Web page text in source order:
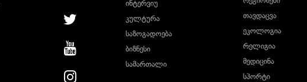
ინტერვიუ
კულტურა
საზოგადოება
ბიზნესი
სამართალი
თავდაცვა
ეკოლოგია
რელიგია
მედიცინა
სპორტი